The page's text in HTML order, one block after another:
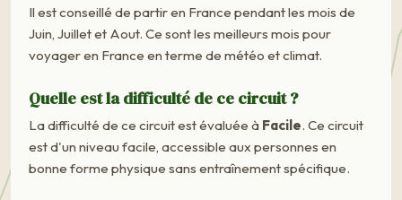
Il est conseillé de partir en France pendant les mois de
Juin, Juillet et Aout. Ce sont les meilleurs mois pour
voyager en France en terme de météo et climat.
Quelle est la difficulté de ce circuit ?
La difficulté de ce circuit est évaluée à Facile. Ce circuit
est d'un niveau facile, accessible aux personnes en
bonne forme physique sans entraînement spécifique.